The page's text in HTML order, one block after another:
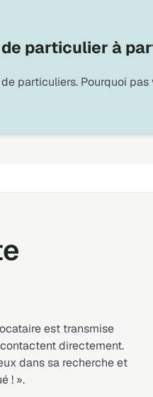
particulier à
particuliers. Pourquoi pas
est transmise
directement.
dans sa recherche et
! ».